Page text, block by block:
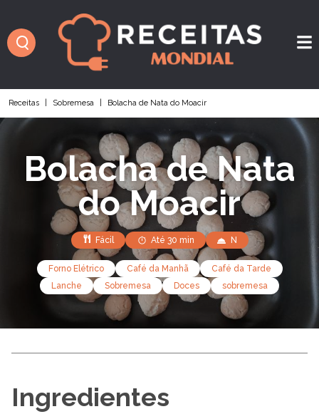
Receitas Sobremesa Bolacha de Nata do Moacir
Bolacha de Nata
do Moacir
Fácil Até 30 min N
Forno Elétrico Café da Manhã
Café da Tarde
Lanche
Sobremesa Doces sobremesa
Ingredientes